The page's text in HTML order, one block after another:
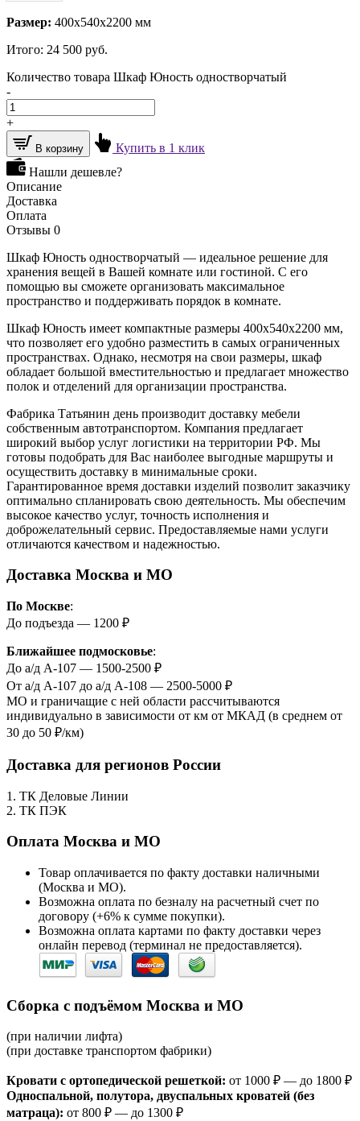
Размер: 400х540х2200 мм
Итого: 24 500 руб.
Количество товара Шкаф Юность одностворчатый
-
+
В корзину
Купить в 1 клик
Нашли дешевле?
Описание
Доставка
Оплата
Отзывы 0
Шкаф Юность одностворчатый — идеальное решение для
хранения вещей в Вашей комнате или гостиной. С его
помощью вы сможете организовать максимальное
пространство и поддерживать порядок в комнате.
Шкаф Юность имеет компактные размеры 400х540х2200 мм,
что позволяет его удобно разместить в самых ограниченных
пространствах. Однако, несмотря на свои размеры, шкаф
обладает большой вместительностью и предлагает множество
полок и отделений для организации пространства.
Фабрика Татьянин день производит доставку мебели
собственным автотранспортом. Компания предлагает
широкий выбор услуг логистики на территории РФ. Мы
готовы подобрать для Вас наиболее выгодные маршруты и
осуществить доставку в минимальные сроки.
Гарантированное время доставки изделий позволит заказчику
оптимально спланировать свою деятельность. Мы обеспечим
высокое качество услуг, точность исполнения и
доброжелательный сервис. Предоставляемые нами услуги
отличаются качеством и надежностью.
Доставка Москва и МО
По Москве:
До подъезда — 1200 ₽
Ближайшее подмосковье:
До а/д А-107 — 1500-2500 ₽
От а/д А-107 до а/д А-108 — 2500-5000 ₽
МО и граничащие с ней области рассчитываются
индивидуально в зависимости от км от МКАД (в среднем от
30 до 50 ₽/км)
Доставка для регионов России
1. ТК Деловые Линии
2. ТК ПЭК
Оплата Москва и МО
Товар оплачивается по факту доставки наличными
(Москва и МО).
Возможна оплата по безналу на расчетный счет по
договору (+6% к сумме покупки).
Возможна оплата картами по факту доставки через
онлайн перевод (терминал не предоставляется).
Сборка с подъёмом Москва и МО
(при наличии лифта)
(при доставке транспортом фабрики)
Кровати с ортопедической решеткой: от 1000 ₽ — до 1800 ₽
Односпальной, полутора, двуспальных кроватей (без
матраца): от 800 ₽ — до 1300 ₽